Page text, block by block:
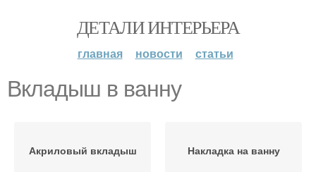
ДЕТАЛИ ИНТЕРЬЕРА
главная новости статьи
Вкладыш в ванну
Акриловый вкладыш Накладка на ванну